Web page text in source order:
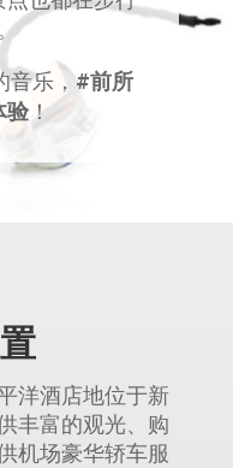
音乐，#前所
验！
洋酒店地位于新
丰富的观光、购
机场豪华轿车服